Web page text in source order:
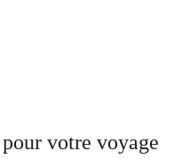
votre voyage